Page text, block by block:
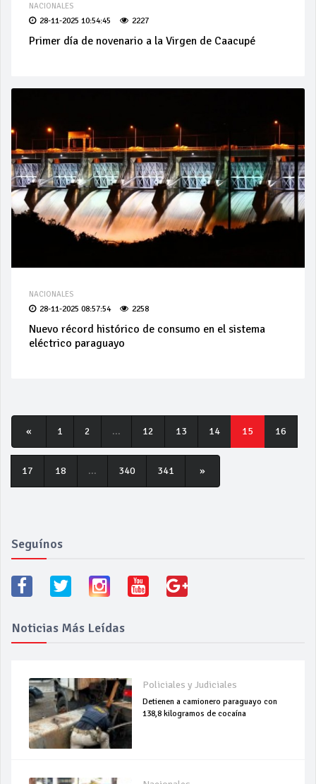
NACIONALES
28-11-2025 10:54:45 2227
Primer día de novenario a la Virgen de Caacupé
NACIONALES
28-11-2025 08:57:54 2258
Nuevo récord histórico de consumo en el sistema
eléctrico paraguayo
« 1 2 ... 12 13 14 15 16
17 18 ... 340 341 »
Seguínos
Noticias Más Leídas
Policiales y Judiciales
Detienen a camionero paraguayo con
138,8 kilogramos de cocaína